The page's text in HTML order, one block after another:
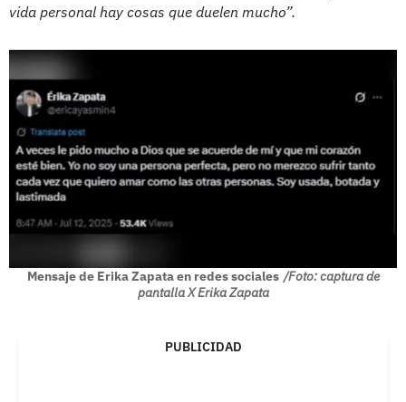
vida personal hay cosas que duelen mucho”.
Mensaje de Erika Zapata en redes sociales /Foto: captura de
pantalla X Erika Zapata
PUBLICIDAD